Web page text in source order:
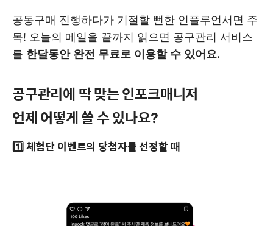
공동구매 진행하다가 기절할 뻔한 인플루언서면 주
목! 오늘의 메일을 끝까지 읽으면 공구관리 서비스
를 한달동안 완전 무료로 이용할 수 있어요.
공구관리에 딱 맞는 인포크매니저
언제 어떻게 쓸 수 있나요?
1️⃣ 체험단 이벤트의 당첨자를 선정할 때